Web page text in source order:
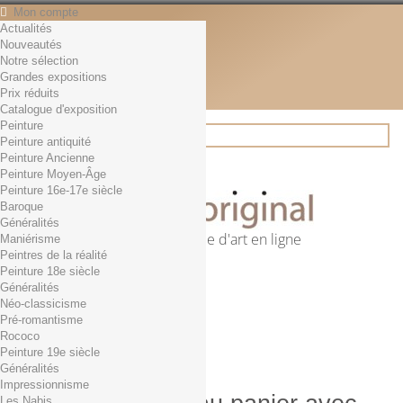
Mon compte
Contact
Français
English
Français
Actualités
Rechercher
Première librairie d'art en ligne
Panier (vide)
Aucun produit
0,01€ dès 29€ d'achat
0,00 € Total
Commander
Actualités
Nouveautés
Notre sélection
Grandes expositions
Prix réduits
Catalogue d'exposition
Peinture
Peinture antiquité
Peinture Ancienne
Peinture Moyen-Âge
Peinture 16e-17e siècle
Baroque
Généralités
Maniérisme
Peintres de la réalité
Peinture 18e siècle
Généralités
Néo-classicisme
Pré-romantisme
Rococo
Peinture 19e siècle
Généralités
Impressionnisme